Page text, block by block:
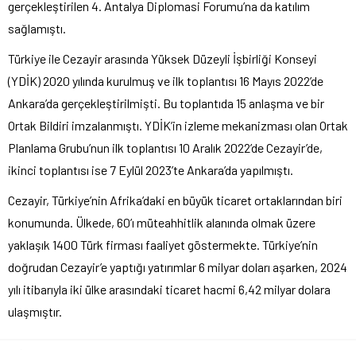
gerçekleştirilen 4. Antalya Diplomasi Forumu’na da katılım
sağlamıştı.
Türkiye ile Cezayir arasında Yüksek Düzeyli İşbirliği Konseyi
(YDİK) 2020 yılında kurulmuş ve ilk toplantısı 16 Mayıs 2022’de
Ankara’da gerçekleştirilmişti. Bu toplantıda 15 anlaşma ve bir
Ortak Bildiri imzalanmıştı. YDİK’in izleme mekanizması olan Ortak
Planlama Grubu’nun ilk toplantısı 10 Aralık 2022’de Cezayir’de,
ikinci toplantısı ise 7 Eylül 2023’te Ankara’da yapılmıştı.
Cezayir, Türkiye’nin Afrika’daki en büyük ticaret ortaklarından biri
konumunda. Ülkede, 60’ı müteahhitlik alanında olmak üzere
yaklaşık 1400 Türk firması faaliyet göstermekte. Türkiye’nin
doğrudan Cezayir’e yaptığı yatırımlar 6 milyar doları aşarken, 2024
yılı itibarıyla iki ülke arasındaki ticaret hacmi 6,42 milyar dolara
ulaşmıştır.